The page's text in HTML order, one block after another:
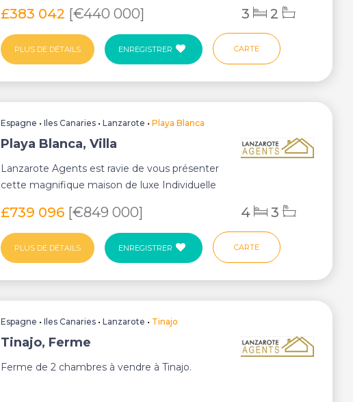
£383 042 [€440 000] 3 2
PLUS DE DÉTAILS ENREGISTRER CARTE
Espagne •Iles Canaries •Lanzarote •Playa Blanca
Playa Blanca, Villa
Lanzarote Agents est ravie de vous présenter
cette magnifique maison de luxe Individuelle
£739 096 [€849 000] 4 3
PLUS DE DÉTAILS ENREGISTRER CARTE
Espagne •Iles Canaries •Lanzarote • Tinajo
Tinajo, Ferme
Ferme de 2 chambres à vendre à Tinajo.